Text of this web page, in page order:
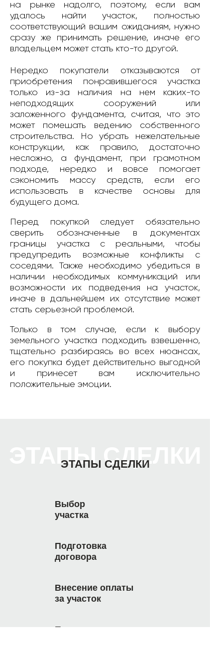
на рынке надолго, поэтому, если вам
удалось найти участок, полностью
соответствующий вашим ожиданиям, нужно
сразу же принимать решение, иначе его
владельцем может стать кто-то другой.
Нередко покупатели отказываются от
приобретения понравившегося участка
только из-за наличия на нем каких-то
неподходящих сооружений или
заложенного фундамента, считая, что это
может помешать ведению собственного
строительства. Но убрать нежелательные
конструкции, как правило, достаточно
несложно, а фундамент, при грамотном
подходе, нередко и вовсе помогает
сэкономить массу средств, если его
использовать в качестве основы для
будущего дома.
Перед покупкой следует обязательно
сверить обозначенные в документах
границы участка с реальными, чтобы
предупредить возможные конфликты с
соседями. Также необходимо убедиться в
наличии необходимых коммуникаций или
возможности их подведения на участок,
иначе в дальнейшем их отсутствие может
стать серьезной проблемой.
Только в том случае, если к выбору
земельного участка подходить взвешенно,
тщательно разбираясь во всех нюансах,
его покупка будет действительно выгодной
и принесет вам исключительно
положительные эмоции.
ЭТАПЫ СДЕЛКИ
ЭТАПЫ СДЕЛКИ
Выбор
участка
Подготовка
договора
Внесение оплаты
за участок
Получение документов